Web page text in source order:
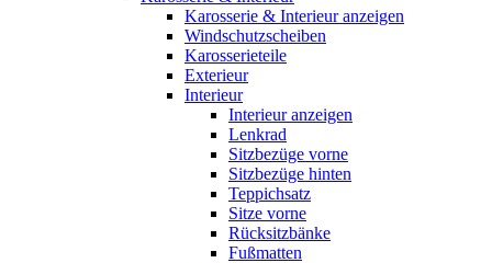
Karosserie & Interieur anzeigen
Windschutzscheiben
Karosserieteile
Exterieur
Interieur
Interieur anzeigen
Lenkrad
Sitzbezüge vorne
Sitzbezüge hinten
Teppichsatz
Sitze vorne
Rücksitzbänke
Fußmatten